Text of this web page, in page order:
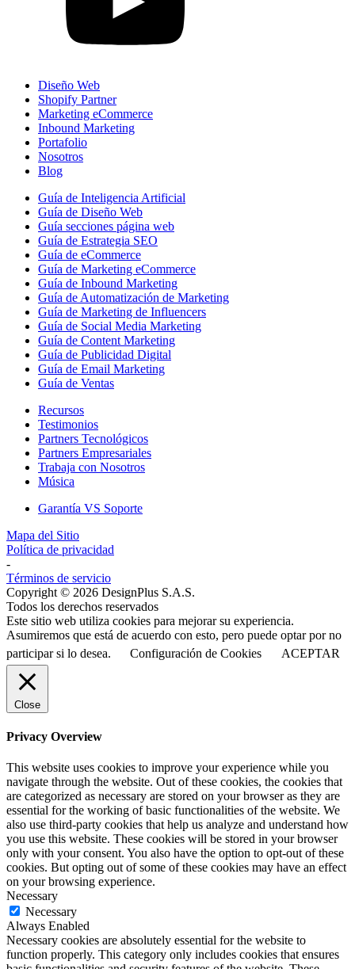
Diseño Web
Shopify Partner
Marketing eCommerce
Inbound Marketing
Portafolio
Nosotros
Blog
Guía de Inteligencia Artificial
Guía de Diseño Web
Guía secciones página web
Guía de Estrategia SEO
Guía de eCommerce
Guía de Marketing eCommerce
Guía de Inbound Marketing
Guía de Automatización de Marketing
Guía de Marketing de Influencers
Guía de Social Media Marketing
Guía de Content Marketing
Guía de Publicidad Digital
Guía de Email Marketing
Guía de Ventas
Recursos
Testimonios
Partners Tecnológicos
Partners Empresariales
Trabaja con Nosotros
Música
Garantía VS Soporte
Mapa del Sitio
Política de privacidad
-
Términos de servicio
Copyright © 2026 DesignPlus S.A.S.
Todos los derechos reservados
Este sitio web utiliza cookies para mejorar su experiencia.
Asumiremos que está de acuerdo con esto, pero puede optar por no
participar si lo desea.
Configuración de Cookies ACEPTAR
Close
Privacy Overview
This website uses cookies to improve your experience while you
navigate through the website. Out of these cookies, the cookies that
are categorized as necessary are stored on your browser as they are
essential for the working of basic functionalities of the website. We
also use third-party cookies that help us analyze and understand how
you use this website. These cookies will be stored in your browser
only with your consent. You also have the option to opt-out of these
cookies. But opting out of some of these cookies may have an effect
on your browsing experience.
Necessary
Necessary
Always Enabled
Necessary cookies are absolutely essential for the website to
function properly. This category only includes cookies that ensures